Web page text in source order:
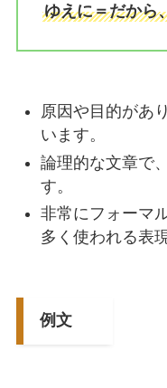
ゆえに＝だから
原因や目的があ
います。
論理的な文章で
す。
非常にフォーマ
多く使われる表
例文